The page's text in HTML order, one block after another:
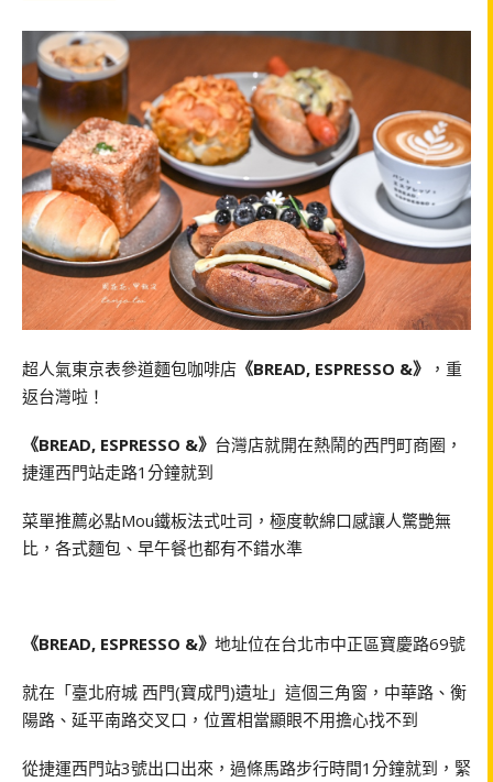
超人氣東京表參道麵包咖啡店 《BREAD, ESPRESSO &》
，重
返台灣啦！
《BREAD, ESPRESSO &》 台灣店就開在熱鬧的西門町商圈，
捷運西門站走路1分鐘就到
菜單推薦必點Mou鐵板法式吐司，極度軟綿口感讓人驚艷無
比，各式麵包、早午餐也都有不錯水準
《BREAD, ESPRESSO &》 地址位在台北市中正區寶慶路69號
就在「臺北府城 西門(寶成門)遺址」這個三角窗，中華路、衡
陽路、延平南路交叉口，位置相當顯眼不用擔心找不到
從捷運西門站3號出口出來，過條馬路步行時間1分鐘就到，緊